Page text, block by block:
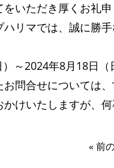
いただき厚くお礼申
リマでは、誠に勝
～2024年8月18日（
問合せについては
けいたしますが、
« 前